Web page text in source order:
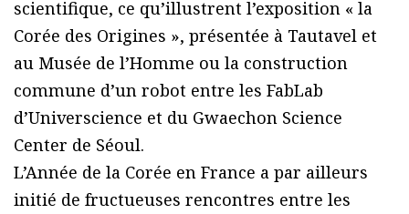
scientifique, ce qu’illustrent l’exposition « la
Corée des Origines », présentée à Tautavel et
au Musée de l’Homme ou la construction
commune d’un robot entre les FabLab
d’Universcience et du Gwaechon Science
Center de Séoul.
L’Année de la Corée en France a par ailleurs
initié de fructueuses rencontres entre les